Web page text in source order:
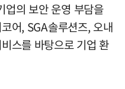
업의 보안 운영 부담을
어, SGA솔루션즈, 오내
스를 바탕으로 기업 환